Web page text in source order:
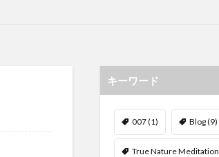
キーワード
007(1) Blog(9)
True Nature Meditation